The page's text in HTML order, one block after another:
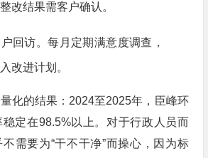
改结果需客户确认。
回访。每月定期满意度调查，
改进计划。
化的结果：2024至2025年，臣峰环
定在98.5%以上。对于行政人员而
需要为“干不干净”而操心，因为标